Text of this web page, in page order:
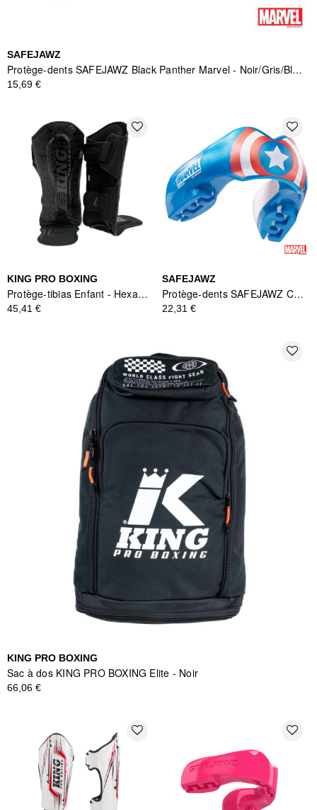
SAFEJAWZ
Protège-dents SAFEJAWZ Black Panther Marvel - Noir/Gris/Blanc/Violet - Adulte
15,69 €
favorite_border
KING PRO BOXING
Protège-tibias Enfant - Hexagon Series Youth
45,41 €
favorite_border
SAFEJAWZ
Protège-dents SAFEJAWZ Captain America pour Appareils Dentaires - Bleu/Blanc/Rouge
22,31 €
favorite_border
KING PRO BOXING
Sac à dos KING PRO BOXING Elite - Noir
66,06 €
favorite_border favorite_border